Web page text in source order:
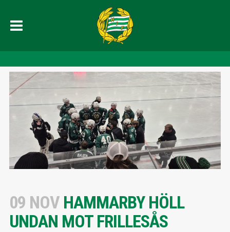
09 NOVHAMMARBY HÖLL
UNDAN MOT FRILLESÅS